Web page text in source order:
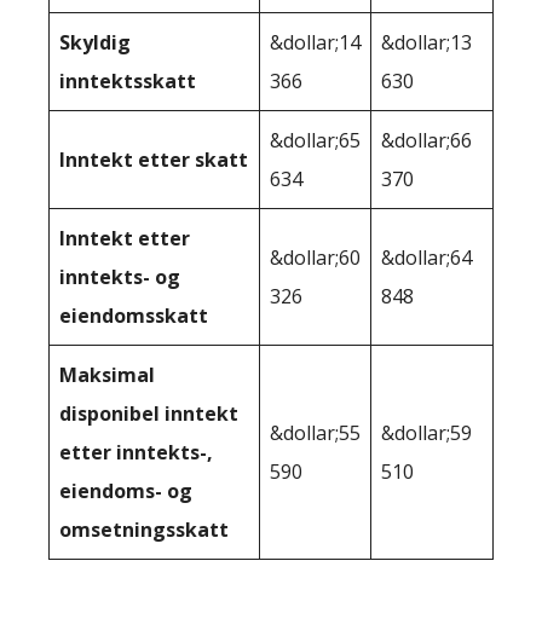
Skyldig
inntektsskatt
&dollar;14
366
&dollar;13
630
Inntekt etter skatt
&dollar;65
634
&dollar;66
370
Inntekt etter
inntekts- og
eiendomsskatt
&dollar;60
326
&dollar;64
848
Maksimal
disponibel inntekt
etter inntekts-,
eiendoms- og
omsetningsskatt
&dollar;55
590
&dollar;59
510